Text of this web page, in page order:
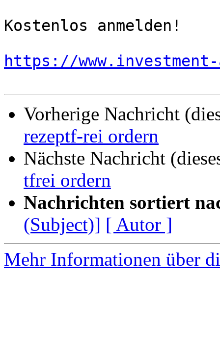
Kostenlos anmelden!
https://
Vorherige Nachricht
rezeptf-rei ordern
Nächste Nachricht
tfrei ordern
Nachrichten sortiert
(Subject)] [ Autor ]
Mehr Informationen über